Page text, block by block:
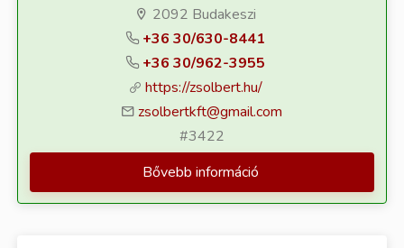
2092 Budakeszi
+36 30/630-8441
+36 30/962-3955
https://zsolbert.hu/
zsolbertkft@gmail.com
#3422
Bővebb információ